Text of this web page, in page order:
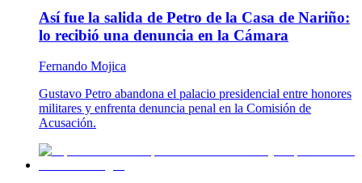
Así fue la salida de Petro de la Casa de Nariño:
lo recibió una denuncia en la Cámara
Fernando Mojica
Gustavo Petro abandona el palacio presidencial entre honores
militares y enfrenta denuncia penal en la Comisión de
Acusación.